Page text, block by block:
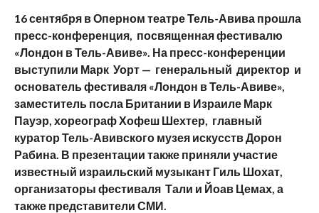
16 сентября в Оперном театре Тель-Авива прошла
пресс-конференция, посвященная фестивалю
«Лондон в Тель-Авиве». На пресс-конференции
выступили Марк Уорт — генеральный директор и
основатель фестиваля «Лондон в Тель-Авиве»,
заместитель посла Британии в Израиле Марк
Пауэр, хореограф Хофеш Шехтер, главный
куратор Тель-Авивского музея искусств Дорон
Рабина. В презентации также приняли участие
известный израильский музыкант Гиль Шохат,
организаторы фестиваля Тали и Йоав Цемах, а
также представители СМИ.